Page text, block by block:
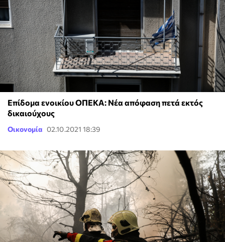
Επίδομα ενοικίου ΟΠΕΚΑ: Νέα απόφαση πετά εκτός
δικαιούχους
Οικονομία 02.10.2021 18:39